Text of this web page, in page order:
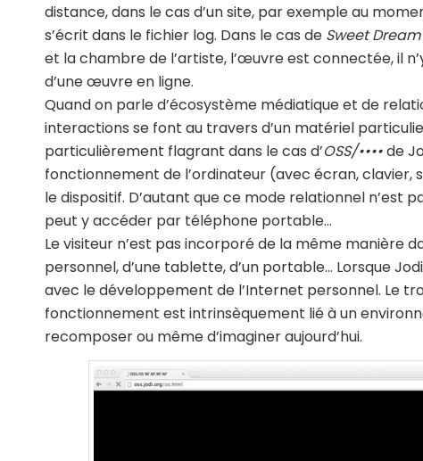
distance, dans le cas d’un site, par exemple au
s’écrit dans le fichier log. Dans le cas de Sweet Dream
et la chambre de l’artiste, l’œuvre est connectée, il
d’une œuvre en ligne.
Quand on parle d’écosystème médiatique et de
interactions se font au travers d’un matériel
particulièrement flagrant dans le cas d’OSS/••••de
fonctionnement de l’ordinateur (avec écran,
le dispositif. D’autant que ce mode relationnel n’est
peut y accéder par téléphone portable…
Le visiteur n’est pas incorporé de la même manière
personnel, d’une tablette, d’un portable… Lorsque
avec le développement de l’Internet personnel. Le
fonctionnement est intrinsèquement lié à un
recomposer ou même d’imaginer aujourd’hui.